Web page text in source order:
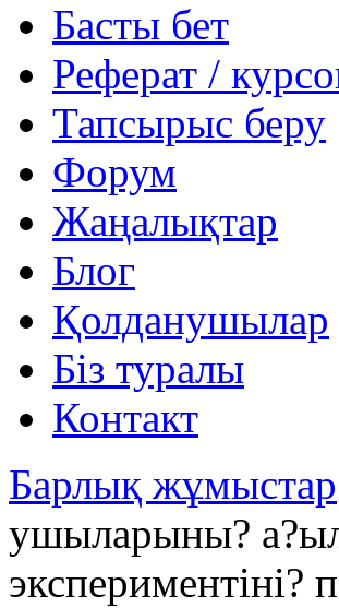
Басты бет
Реферат /
Тапсырыс беру
Форум
Жаңалықтар
Блог
Қолданушылар
Біз туралы
Контакт
Барлық жұмыстар
ушыларыны?
экспериментіні?